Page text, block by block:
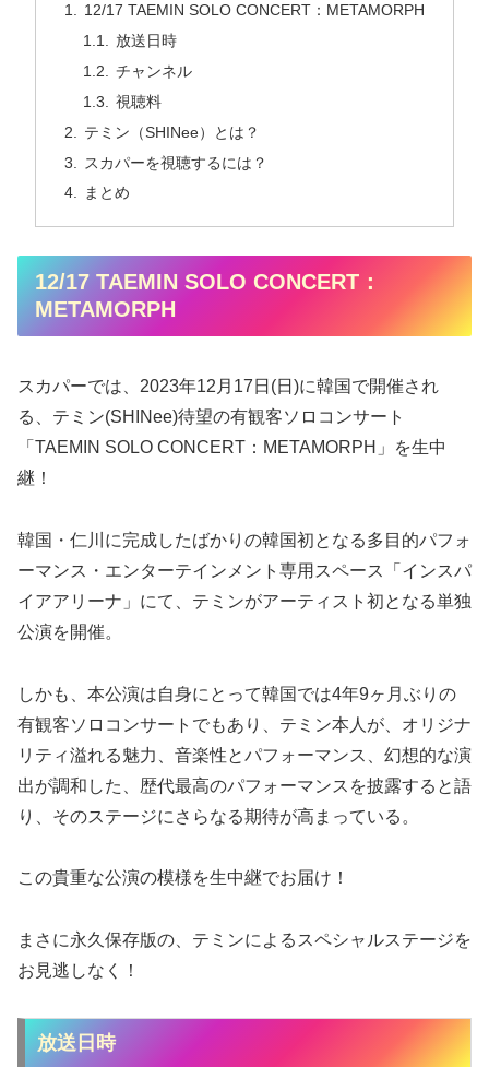
12/17 TAEMIN SOLO CONCERT：METAMORPH
放送日時
チャンネル
視聴料
テミン（SHINee）とは？
スカパーを視聴するには？
まとめ
12/17 TAEMIN SOLO CONCERT：
METAMORPH
スカパーでは、2023年12月17日(日)に韓国で開催され
る、テミン(SHINee)待望の有観客ソロコンサート
「TAEMIN SOLO CONCERT：METAMORPH」を生中
継！
韓国・仁川に完成したばかりの韓国初となる多目的パフォ
ーマンス・エンターテインメント専用スペース「インスパ
イアアリーナ」にて、テミンがアーティスト初となる単独
公演を開催。
しかも、本公演は自身にとって韓国では4年9ヶ月ぶりの
有観客ソロコンサートでもあり、テミン本人が、オリジナ
リティ溢れる魅力、音楽性とパフォーマンス、幻想的な演
出が調和した、歴代最高のパフォーマンスを披露すると語
り、そのステージにさらなる期待が高まっている。
この貴重な公演の模様を生中継でお届け！
まさに永久保存版の、テミンによるスペシャルステージを
お見逃しなく！
放送日時